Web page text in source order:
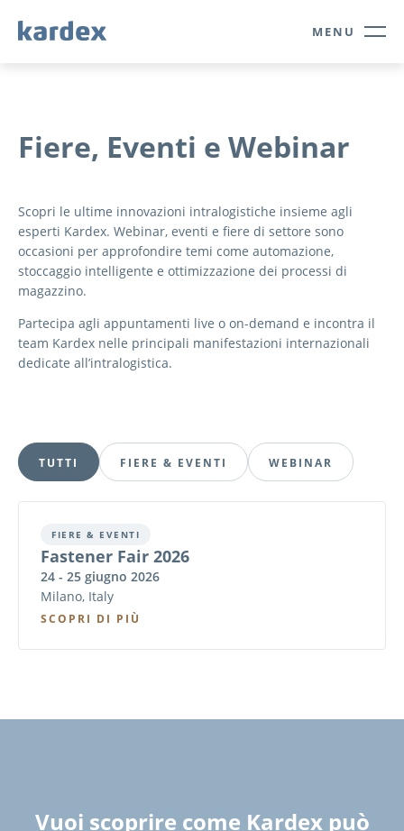
MENU
Fiere, Eventi e Webinar
Scopri le ultime innovazioni intralogistiche insieme agli
esperti Kardex. Webinar, eventi e fiere di settore sono
occasioni per approfondire temi come automazione,
stoccaggio intelligente e ottimizzazione dei processi di
magazzino.
Partecipa agli appuntamenti live o on-demand e incontra il
team Kardex nelle principali manifestazioni internazionali
dedicate all’intralogistica.
TUTTI FIERE & EVENTI WEBINAR
FIERE & EVENTI
Fastener Fair 2026
24 - 25 giugno 2026
Milano, Italy
SCOPRI DI PIÙ
Vuoi scoprire come Kardex può